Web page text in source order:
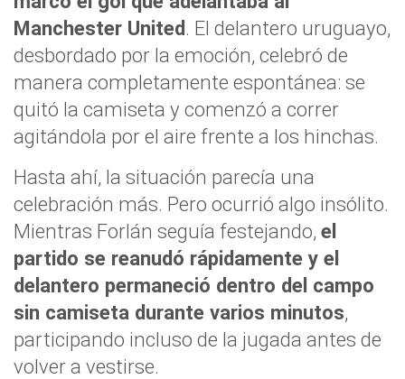
Manchester United. El delantero uruguayo,
desbordado por la emoción, celebró de
manera completamente espontánea: se
quitó la camiseta y comenzó a correr
agitándola por el aire frente a los hinchas.
Hasta ahí, la situación parecía una
celebración más. Pero ocurrió algo insólito.
Mientras Forlán seguía festejando, el
partido se reanudó rápidamente y el
delantero permaneció dentro del campo
sin camiseta durante varios minutos,
participando incluso de la jugada antes de
volver a vestirse.